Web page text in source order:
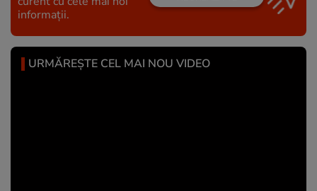
informații.
URMĂREȘTE CEL MAI NOU VIDEO